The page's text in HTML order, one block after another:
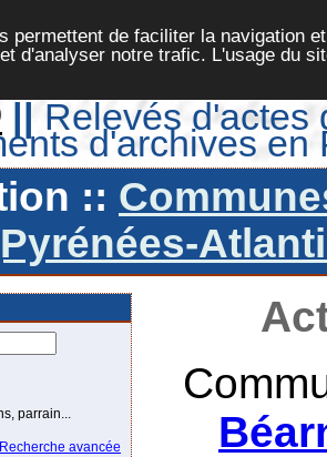
permettent de faciliter la navigation
d'analyser notre trafic. L'usage du
|| Relevés d'actes
d'archives en
::
parrain...
Recherche avancée